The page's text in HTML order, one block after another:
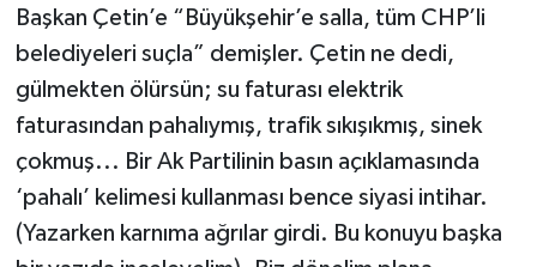
Başkan Çetin’e “Büyükşehir’e salla, tüm CHP’li
belediyeleri suçla” demişler. Çetin ne dedi,
gülmekten ölürsün; su faturası elektrik
faturasından pahalıymış, trafik sıkışıkmış, sinek
çokmuş... Bir Ak Partilinin basın açıklamasında
‘pahalı’ kelimesi kullanması bence siyasi intihar.
(Yazarken karnıma ağrılar girdi. Bu konuyu başka